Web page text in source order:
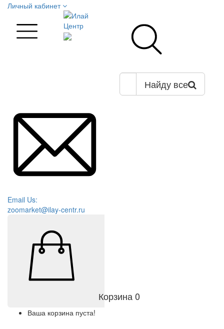
Личный кабинет
Найду все
Email Us:
zoomarket@ilay-centr.ru
Корзина0
Ваша корзина пуста!